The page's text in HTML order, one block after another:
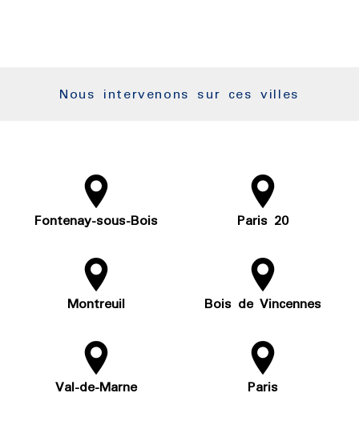
Nous intervenons sur ces villes
Fontenay-sous-Bois Paris 20
Montreuil Bois de Vincennes
Val-de-Marne Paris